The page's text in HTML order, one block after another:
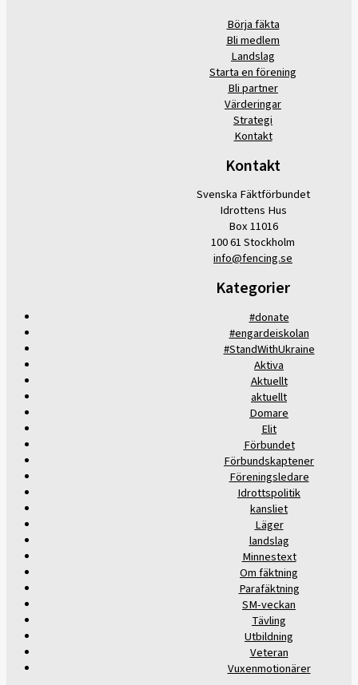
Börja fäkta
Bli medlem
Landslag
Starta en förening
Bli partner
Värderingar
Strategi
Kontakt
Kontakt
Svenska Fäktförbundet
Idrottens Hus
Box 11016
100 61 Stockholm
info@fencing.se
Kategorier
#donate
#engardeiskolan
#StandWithUkraine
Aktiva
Aktuellt
aktuellt
Domare
Elit
Förbundet
Förbundskaptener
Föreningsledare
Idrottspolitik
kansliet
Läger
landslag
Minnestext
Om fäktning
Parafäktning
SM-veckan
Tävling
Utbildning
Veteran
Vuxenmotionärer